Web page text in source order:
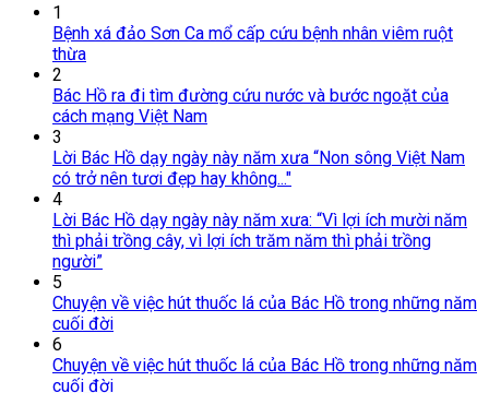
1
Bệnh xá đảo Sơn Ca mổ cấp cứu bệnh nhân viêm ruột
thừa
2
Bác Hồ ra đi tìm đường cứu nước và bước ngoặt của
cách mạng Việt Nam
3
Lời Bác Hồ dạy ngày này năm xưa “Non sông Việt Nam
có trở nên tươi đẹp hay không..."
4
Lời Bác Hồ dạy ngày này năm xưa: “Vì lợi ích mười năm
thì phải trồng cây, vì lợi ích trăm năm thì phải trồng
người”
5
Chuyện về việc hút thuốc lá của Bác Hồ trong những năm
cuối đời
6
Chuyện về việc hút thuốc lá của Bác Hồ trong những năm
cuối đời